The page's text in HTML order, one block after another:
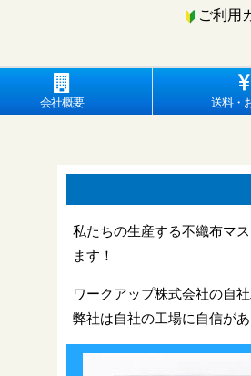
ご利用
会社概要 送料・
私たちの生産する不織布マ
ます！
ワークアップ株式会社の自
弊社は自社の工場に自信が